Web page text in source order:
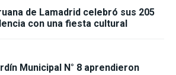
de Lamadrid celebró sus 205
con una fiesta cultural
Municipal N° 8 aprendieron